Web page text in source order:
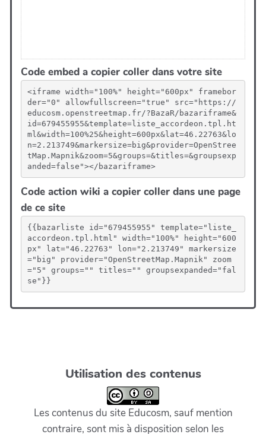
Code embed a copier coller dans votre site
<iframe width="100%" height="600px" framebor
der="0" allowfullscreen="true" src="https://
educosm.openstreetmap.fr/?BazaR/bazariframe&
id=679455955&template=liste_accordeon.tpl.ht
ml&width=100%25&height=600px&lat=46.22763&lo
n=2.213749&markersize=big&provider=OpenStree
tMap.Mapnik&zoom=5&groups=&titles=&groupsexp
anded=false"></bazariframe>
Code action wiki a copier coller dans une page
de ce site
{{bazarliste id="679455955" template="liste_
accordeon.tpl.html" width="100%" height="600
px" lat="46.22763" lon="2.213749" markersize
="big" provider="OpenStreetMap.Mapnik" zoom
="5" groups="" titles="" groupsexpanded="fal
se"}}
Utilisation des contenus
Les contenus du site Educosm, sauf mention
contraire, sont mis à disposition selon les